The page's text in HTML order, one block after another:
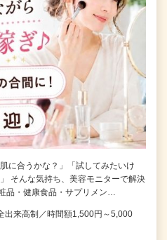
に合うかな？」「試してみたいけ
そんな気持ち、美容モニターで解決
品・健康食品・サプリメン…
出来高制／時間額1,500円～5,000